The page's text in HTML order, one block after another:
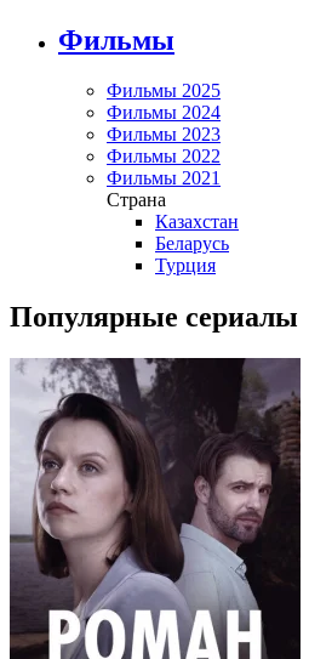
Фильмы
Фильмы 2025
Фильмы 2024
Фильмы 2023
Фильмы 2022
Фильмы 2021
Страна
Казахстан
Беларусь
Турция
Популярные сериалы